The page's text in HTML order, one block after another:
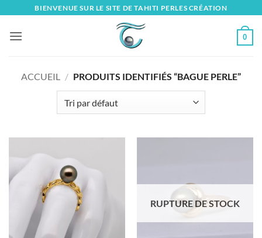
content
BIENVENUE SUR LE SITE DE TAHITI PERLES CRÉATION
0
ACCUEIL / PRODUITS IDENTIFIÉS “BAGUE PERLE”
RUPTURE DE STOCK